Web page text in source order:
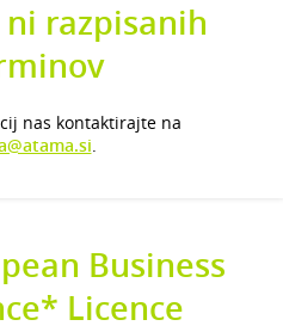
razpisanih
nas kontaktirajte na
.
Business
Licence